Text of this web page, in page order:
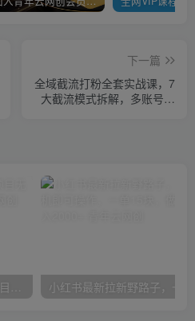
下一篇
全域截流打粉全套实战课，7
大截流模式拆解，多账号养
无限接码撸红包单号0.75项目无偿分享给你【揭秘】